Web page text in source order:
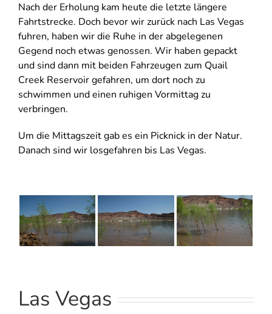
Nach der Erholung kam heute die letzte längere
Fahrtstrecke. Doch bevor wir zurück nach Las Vegas
fuhren, haben wir die Ruhe in der abgelegenen
Gegend noch etwas genossen. Wir haben gepackt
und sind dann mit beiden Fahrzeugen zum Quail
Creek Reservoir gefahren, um dort noch zu
schwimmen und einen ruhigen Vormittag zu
verbringen.
Um die Mittagszeit gab es ein Picknick in der Natur.
Danach sind wir losgefahren bis Las Vegas.
Las Vegas